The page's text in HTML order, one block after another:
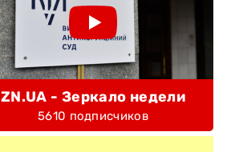
ZN.UA - Зеркало недели
5610 подписчиков